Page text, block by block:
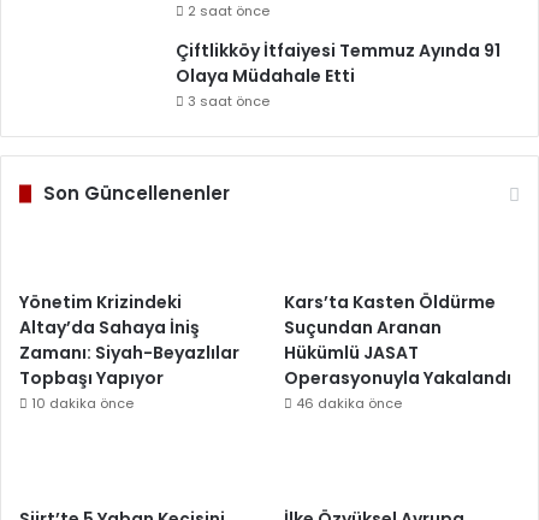
2 saat önce
Çiftlikköy İtfaiyesi Temmuz Ayında 91
Olaya Müdahale Etti
3 saat önce
Son Güncellenenler
Yönetim Krizindeki
Altay’da Sahaya İniş
Zamanı: Siyah-Beyazlılar
Topbaşı Yapıyor
10 dakika önce
Kars’ta Kasten Öldürme
Suçundan Aranan
Hükümlü JASAT
Operasyonuyla Yakalandı
46 dakika önce